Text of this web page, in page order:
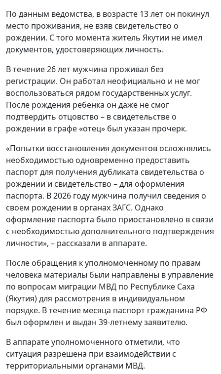
По данным ведомства, в возрасте 13 лет он покинул
место проживания, не взяв свидетельство о
рождении. С того момента житель Якутии не имел
документов, удостоверяющих личность.
В течение 26 лет мужчина проживал без
регистрации. Он работал неофициально и не мог
воспользоваться рядом государственных услуг.
После рождения ребенка он даже не смог
подтвердить отцовство – в свидетельстве о
рождении в графе «отец» был указан прочерк.
«Попытки восстановления документов осложнялись
необходимостью одновременно предоставить
паспорт для получения дубликата свидетельства о
рождении и свидетельство – для оформления
паспорта. В 2026 году мужчина получил сведения о
своем рождении в органах ЗАГС. Однако
оформление паспорта было приостановлено в связи
с необходимостью дополнительного подтверждения
личности», – рассказали в аппарате.
После обращения к уполномоченному по правам
человека материалы были направлены в управление
по вопросам миграции МВД по Республике Саха
(Якутия) для рассмотрения в индивидуальном
порядке. В течение месяца паспорт гражданина РФ
был оформлен и выдан 39-летнему заявителю.
В аппарате уполномоченного отметили, что
ситуация разрешена при взаимодействии с
территориальными органами МВД.